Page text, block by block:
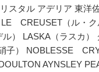
スタル アデリア 東洋
CREUSET（ル・ク
ル） LASKA（ラスカ）
子） NOBLESSE
AYNSLEY